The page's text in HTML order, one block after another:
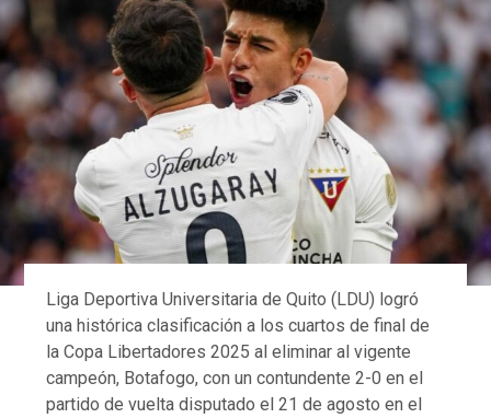
Liga Deportiva Universitaria de Quito (LDU) logró
una histórica clasificación a los cuartos de final de
la Copa Libertadores 2025 al eliminar al vigente
campeón, Botafogo, con un contundente 2-0 en el
partido de vuelta disputado el 21 de agosto en el